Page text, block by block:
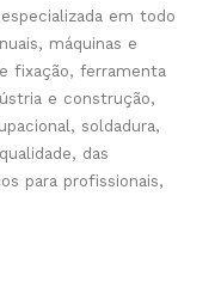
em todo
máquinas e
fixação, ferramenta
e construção,
soldadura,
das
para profissionais,